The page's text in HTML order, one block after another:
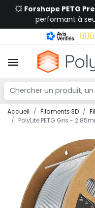
💥 Forshape PETG
performant à
Accueil Filaments 3D
PolyLite PETG Gris -